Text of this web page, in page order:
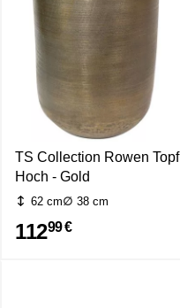
TS Collection Rowen Topf
Hoch - Gold
62 cm 38 cm
11299 €